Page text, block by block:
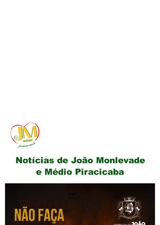
Notícias de João Monlevade
e Médio Piracicaba